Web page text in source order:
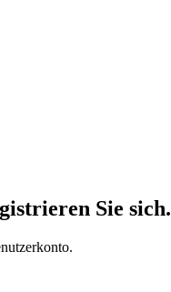
Sie sich.